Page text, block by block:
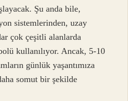
Şu anda bile,
sistemlerinden, uzay
çok çeşitli alanlarda
kullanılıyor. Ancak, 5-10
günlük yaşantımıza
somut bir şekilde